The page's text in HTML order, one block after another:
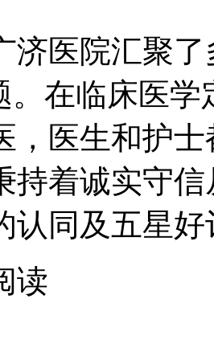
医院汇聚了
。在临床医
，医生和护
持着诚实守
认同及五星好
读